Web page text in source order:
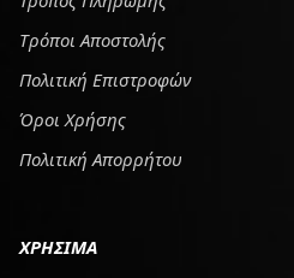
Tρόποι Αποστολής
Πολιτική Επιστροφών
Όροι Χρήσης
Πολιτική Απορρήτου
ΧΡΗΣΙΜΑ